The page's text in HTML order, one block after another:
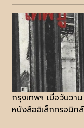
กรุงเทพฯ เมื่อวันวาน
หนังสืออิเล็กทรอนิกส์